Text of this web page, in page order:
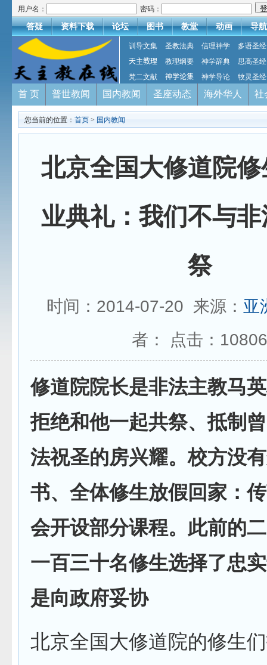
用户名： 密码：
答疑 资料下载 论坛 图书 教堂 动画 导航
训导文集 圣教法典 信理神学
多语圣经
天主教理
教理纲要 神学辞典
思高圣经
梵二文献
神学论集 神学导论 牧灵圣经
首 页 普世教闻 国内教闻 圣座动态 海外华人 社
您当前的位置： 首页 > 国内教闻
北京全国大修道院
业典礼：我们不与
祭
时间：2014-07-20 来源： 亚
者： 点击： 10806
修道院院长是非法主教马
拒绝和他一起共祭、抵制
法祝圣的房兴耀。校方没
书、全体修生放假回家：
会开设部分课程。此前的
一百三十名修生选择了忠
是向政府妥协
北京全国大修道院的修生